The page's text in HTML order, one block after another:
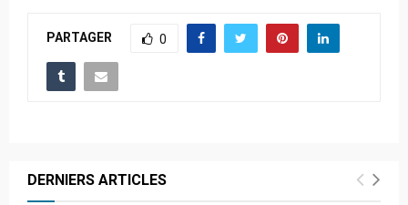
PARTAGER 0
DERNIERS ARTICLES